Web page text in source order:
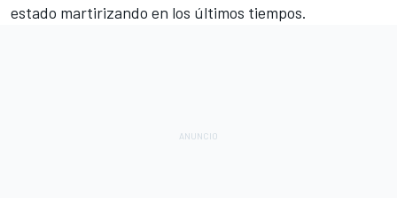
estado martirizando en los últimos tiempos.